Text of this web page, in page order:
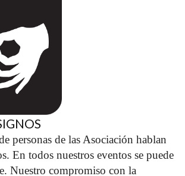
personas de las Asociación hablan
En todos nuestros eventos se puede
Nuestro compromiso con la